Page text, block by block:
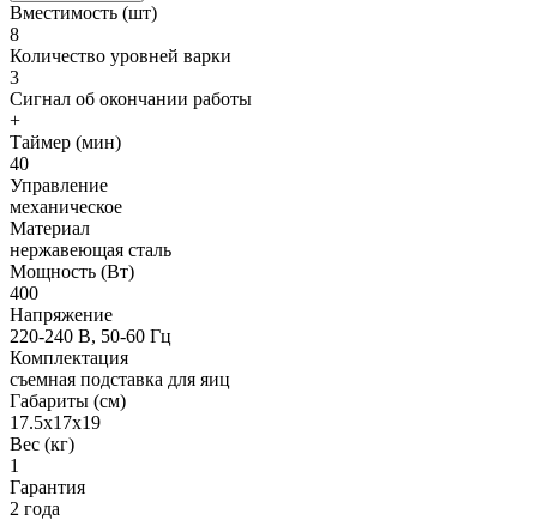
Вместимость (шт)
8
Количество уровней варки
3
Сигнал об окончании работы
+
Таймер (мин)
40
Управление
механическое
Материал
нержавеющая сталь
Мощность (Вт)
400
Напряжение
220-240 В, 50-60 Гц
Комплектация
съемная подставка для яиц
Габариты (см)
17.5x17x19
Вес (кг)
1
Гарантия
2 года